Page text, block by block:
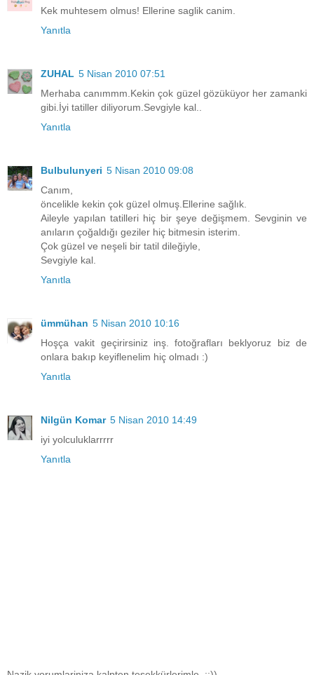
Kek muhtesem olmus! Ellerine saglik canim.
Yanıtla
ZUHAL 5 Nisan 2010 07:51
Merhaba canımmm.Kekin çok güzel gözüküyor her zamanki
gibi.İyi tatiller diliyorum.Sevgiyle kal..
Yanıtla
Bulbulunyeri 5 Nisan 2010 09:08
Canım,
öncelikle kekin çok güzel olmuş.Ellerine sağlık.
Aileyle yapılan tatilleri hiç bir şeye değişmem. Sevginin ve
anıların çoğaldığı geziler hiç bitmesin isterim.
Çok güzel ve neşeli bir tatil dileğiyle,
Sevgiyle kal.
Yanıtla
ümmühan 5 Nisan 2010 10:16
Hoşça vakit geçirirsiniz inş. fotoğrafları beklyoruz biz de
onlara bakıp keyiflenelim hiç olmadı :)
Yanıtla
Nilgün Komar 5 Nisan 2010 14:49
iyi yolculuklarrrrr
Yanıtla